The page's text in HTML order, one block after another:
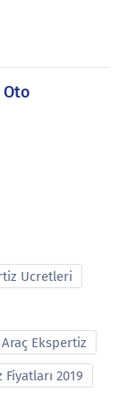
Oto
Ucretleri
Araç Ekspertiz
2019